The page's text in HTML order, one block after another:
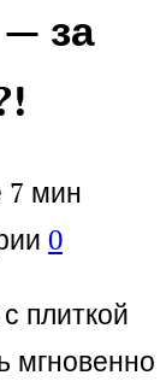
за
7 мин
0
плиткой
мгновенно